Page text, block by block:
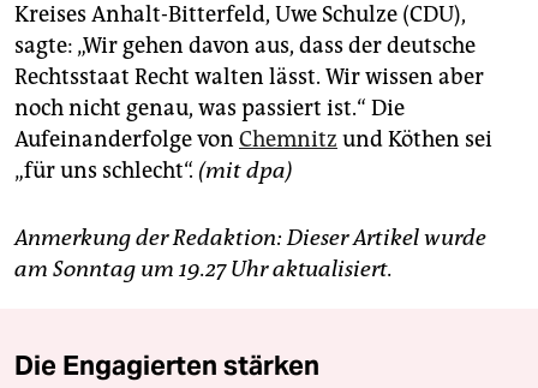
Kreises Anhalt-Bitterfeld, Uwe Schulze (CDU),
sagte: „Wir gehen davon aus, dass der deutsche
Rechtsstaat Recht walten lässt. Wir wissen aber
noch nicht genau, was passiert ist.“ Die
Aufeinanderfolge von Chemnitz und Köthen sei
„für uns schlecht“. (mit dpa)
Anmerkung der Redaktion: Dieser Artikel wurde
am Sonntag um 19.27 Uhr aktualisiert.
Die Engagierten stärken